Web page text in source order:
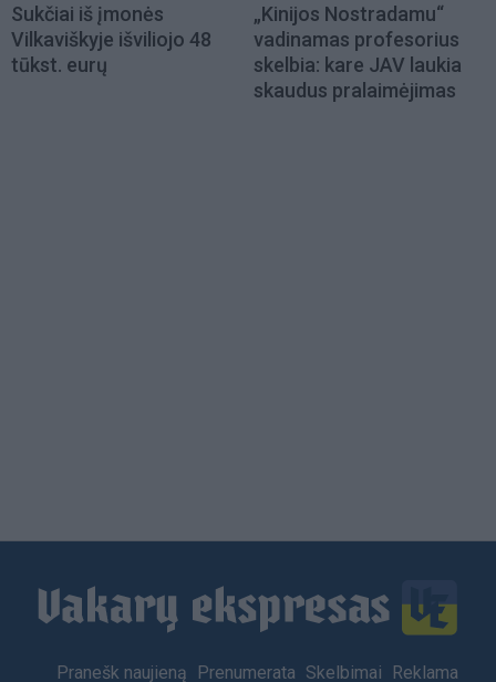
Sukčiai iš įmonės
Vilkaviškyje išviliojo 48
tūkst. eurų
„Kinijos Nostradamu“
vadinamas profesorius
skelbia: kare JAV laukia
skaudus pralaimėjimas
Footer
Pranešk naujieną Prenumerata Skelbimai Reklama